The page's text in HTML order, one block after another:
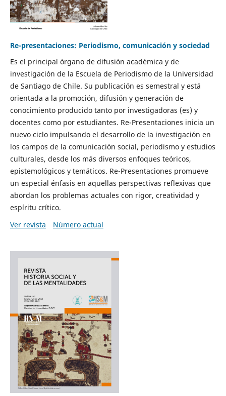
Re-presentaciones: Periodismo, comunicación y sociedad
Es el principal órgano de difusión académica y de
investigación de la Escuela de Periodismo de la Universidad
de Santiago de Chile. Su publicación es semestral y está
orientada a la promoción, difusión y generación de
conocimiento producido tanto por investigadoras (es) y
docentes como por estudiantes. Re-Presentaciones inicia un
nuevo ciclo impulsando el desarrollo de la investigación en
los campos de la comunicación social, periodismo y estudios
culturales, desde los más diversos enfoques teóricos,
epistemológicos y temáticos. Re-Presentaciones promueve
un especial énfasis en aquellas perspectivas reflexivas que
abordan los problemas actuales con rigor, creatividad y
espíritu crítico.
Ver revista
Número actual